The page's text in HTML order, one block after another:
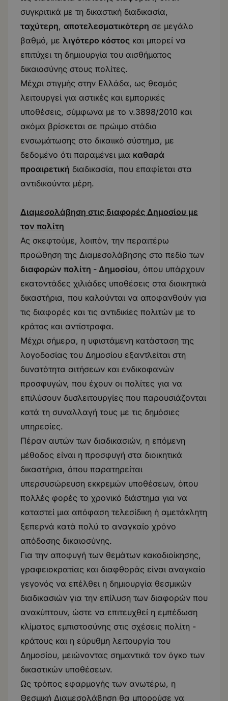
συγκριτικά με τη δικαστική διαδικασία,
ταχύτερη, αποτελεσματικότερη σε μεγάλο
βαθμό, με λιγότερο κόστος και μπορεί να
επιτύχει τη δημιουργία του αισθήματος
δικαιοσύνης στους πολίτες.
Μέχρι στιγμής στην Ελλάδα, ως θεσμός
λειτουργεί για αστικές και εμπορικές
υποθέσεις, σύμφωνα με το ν.3898/2010 και
ακόμα βρίσκεται σε πρώιμο στάδιο
ενσωμάτωσης στο δικαιικό σύστημα, με
δεδομένο ότι παραμένει μια καθαρά
προαιρετική διαδικασία, που επαφίεται στα
αντιδικούντα μέρη.
Διαμεσολάβηση στις διαφορές Δημοσίου με
τον πολίτη
Ας σκεφτούμε, λοιπόν, την περαιτέρω
προώθηση της Διαμεσολάβησης στο πεδίο των
διαφορών πολίτη - Δημοσίου, όπου υπάρχουν
εκατοντάδες χιλιάδες υποθέσεις στα διοικητικά
δικαστήρια, που καλούνται να αποφανθούν για
τις διαφορές και τις αντιδικίες πολιτών με το
κράτος και αντίστροφα.
Μέχρι σήμερα, η υφιστάμενη κατάσταση της
λογοδοσίας του Δημοσίου εξαντλείται στη
δυνατότητα αιτήσεων και ενδικοφανών
προσφυγών, που έχουν οι πολίτες για να
επιλύσουν δυσλειτουργίες που παρουσιάζονται
κατά τη συναλλαγή τους με τις δημόσιες
υπηρεσίες.
Πέραν αυτών των διαδικασιών, η επόμενη
μέθοδος είναι η προσφυγή στα διοικητικά
δικαστήρια, όπου παρατηρείται
υπερσυσώρευση εκκρεμών υποθέσεων, όπου
πολλές φορές το χρονικό διάστημα για να
καταστεί μια απόφαση τελεσίδικη ή αμετάκλητη
ξεπερνά κατά πολύ το αναγκαίο χρόνο
απόδοσης δικαιοσύνης.
Για την αποφυγή των θεμάτων κακοδιοίκησης,
γραφειοκρατίας και διαφθοράς είναι αναγκαίο
γεγονός να επέλθει η δημιουργία θεσμικών
διαδικασιών για την επίλυση των διαφορών που
ανακύπτουν, ώστε να επιτευχθεί η εμπέδωση
κλίματος εμπιστοσύνης στις σχέσεις πολίτη -
κράτους και η εύρυθμη λειτουργία του
Δημοσίου, μειώνοντας σημαντικά τον όγκο των
δικαστικών υποθέσεων.
Ως τρόπος εφαρμογής των ανωτέρω, η
Θεσμική Διαμεσολάβηση θα μπορούσε να